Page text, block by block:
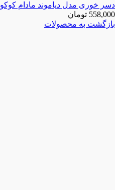
دسر خوری مدل دیاموند مادام کوکو MADAMECOCO-270139
558,000 تومان
بازگشت به محصولات